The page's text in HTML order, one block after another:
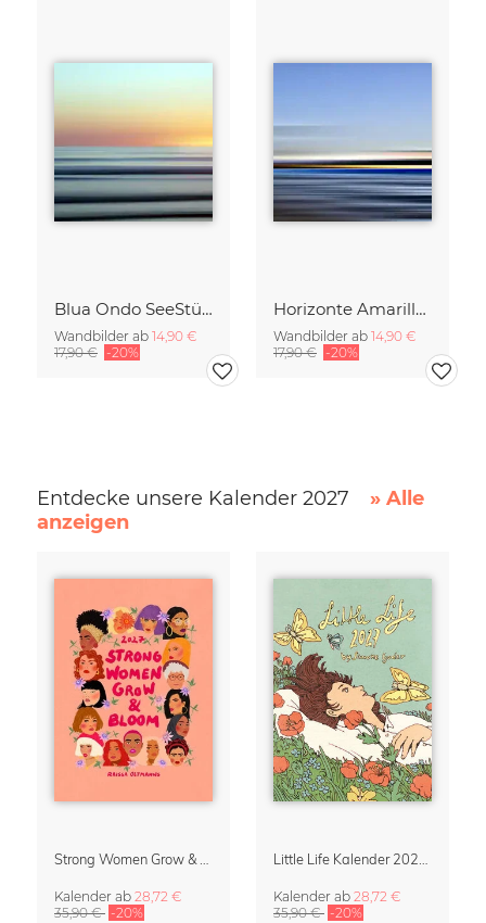
Blua Ondo SeeStück No.14
Wandbilder ab 14,90 €
17,90 € -20%
Horizonte Amarillo SeeStück No.13
Wandbilder ab 14,90 €
17,90 € -20%
Entdecke unsere Kalender 2027
» Alle
anzeigen
Kalender ab 28,72 €
35,90 € -20%
Kalender ab 28,72 €
35,90 € -20%